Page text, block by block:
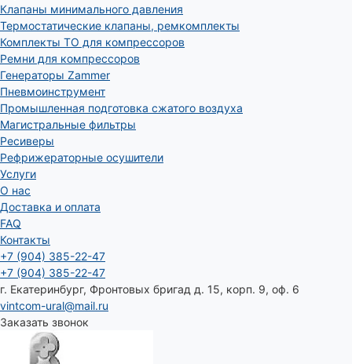
Клапаны минимального давления
Термостатические клапаны, ремкомплекты
Комплекты ТО для компрессоров
Ремни для компрессоров
Генераторы Zammer
Пневмоинструмент
Промышленная подготовка сжатого воздуха
Магистральные фильтры
Ресиверы
Рефрижераторные осушители
Услуги
О нас
Доставка и оплата
FAQ
Контакты
+7 (904) 385-22-47
+7 (904) 385-22-47
г. Екатеринбург, Фронтовых бригад д. 15, корп. 9, оф. 6
vintcom-ural@mail.ru
Заказать звонок